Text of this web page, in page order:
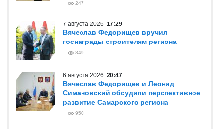
247
7 августа 2026 17:29
Вячеслав Федорищев вручил
госнаграды строителям региона
849
6 августа 2026 20:47
Вячеслав Федорищев и Леонид
Симановский обсудили перспективное
развитие Самарского региона
950